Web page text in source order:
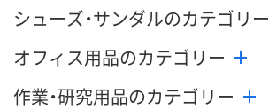
シューズ・サンダルのカテゴリー
オフィス用品のカテゴリー
作業・研究用品のカテゴリー